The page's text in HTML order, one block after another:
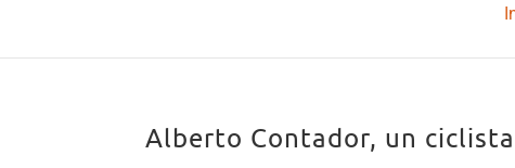
Alberto Contador, un